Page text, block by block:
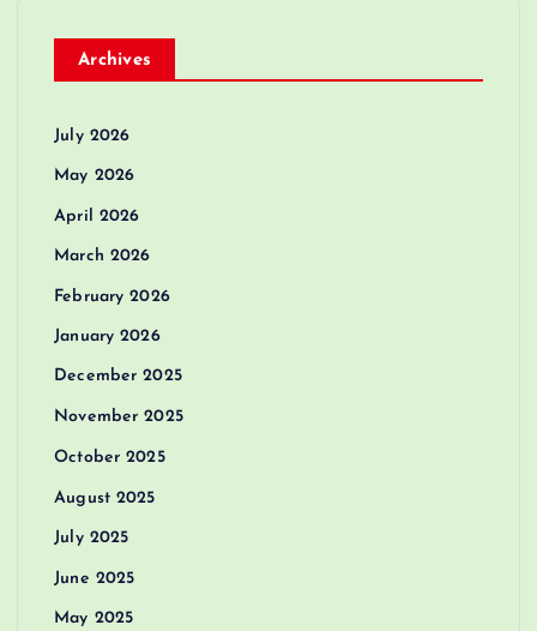
Archives
July 2026
May 2026
April 2026
March 2026
February 2026
January 2026
December 2025
November 2025
October 2025
August 2025
July 2025
June 2025
May 2025